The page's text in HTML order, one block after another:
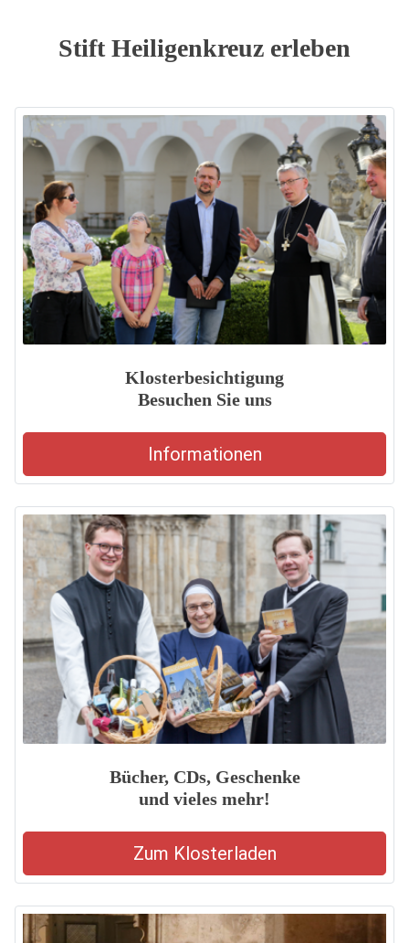
Stift Heiligenkreuz erleben
Klosterbesichtigung
Besuchen Sie uns
Informationen
Bücher, CDs, Geschenke
und vieles mehr!
Zum Klosterladen